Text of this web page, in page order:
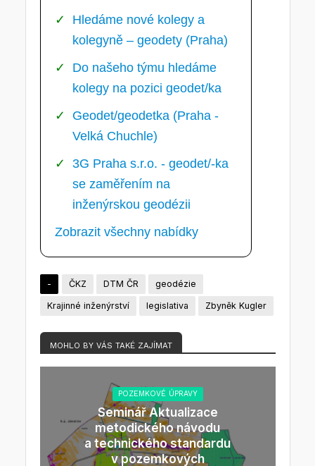
Hledáme nové kolegy a
kolegyně – geodety (Praha)
Do našeho týmu hledáme
kolegy na pozici geodet/ka
Geodet/geodetka (Praha -
Velká Chuchle)
3G Praha s.r.o. - geodet/-ka
se zaměřením na
inženýrskou geodézii
Zobrazit všechny nabídky
- ČKZ DTM ČR geodézie
Krajinné inženýrství legislativa Zbyněk Kugler
MOHLO BY VÁS TAKÉ ZAJÍMAT
POZEMKOVÉ ÚPRAVY
Seminář Aktualizace
metodického návodu
a technického standardu
v pozemkových